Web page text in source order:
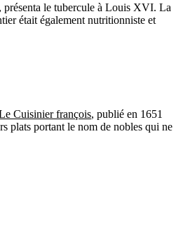
présenta le tubercule à Louis XVI. La
était également nutritionniste et
Cuisinier françois, publié en 1651
plats portant le nom de nobles qui ne